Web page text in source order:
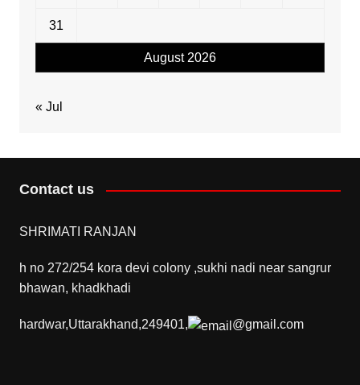
August 2026
31
« Jul
Contact us
SHRIMATI RANJAN
h no 272/254 kora devi colony ,sukhi nadi near sangrur
bhawan, khadkhadi
hardwar,Uttarakhand,249401, @gmail.com